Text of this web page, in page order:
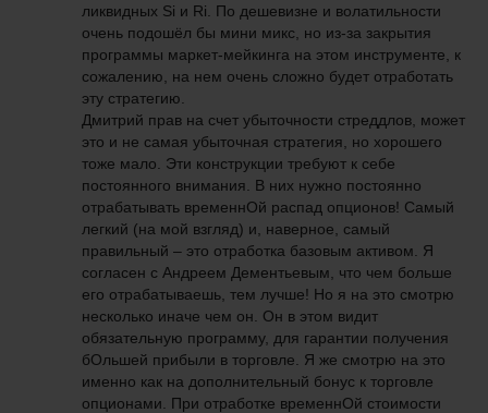
ликвидных Si и Ri. По дешевизне и волатильности
очень подошёл бы мини микс, но из-за закрытия
программы маркет-мейкинга на этом инструменте, к
сожалению, на нем очень сложно будет отработать
эту стратегию.
Дмитрий прав на счет убыточности стреддлов, может
это и не самая убыточная стратегия, но хорошего
тоже мало. Эти конструкции требуют к себе
постоянного внимания. В них нужно постоянно
отрабатывать временнОй распад опционов! Самый
легкий (на мой взгляд) и, наверное, самый
правильный – это отработка базовым активом. Я
согласен с Андреем Дементьевым, что чем больше
его отрабатываешь, тем лучше! Но я на это смотрю
несколько иначе чем он. Он в этом видит
обязательную программу, для гарантии получения
бОльшей прибыли в торговле. Я же смотрю на это
именно как на дополнительный бонус к торговле
опционами. При отработке временнОй стоимости